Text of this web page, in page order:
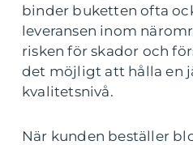
binder buketten ofta
leveransen inom
risken för skador och
det möjligt att hålla en
kvalitetsnivå.
När kunden beställer